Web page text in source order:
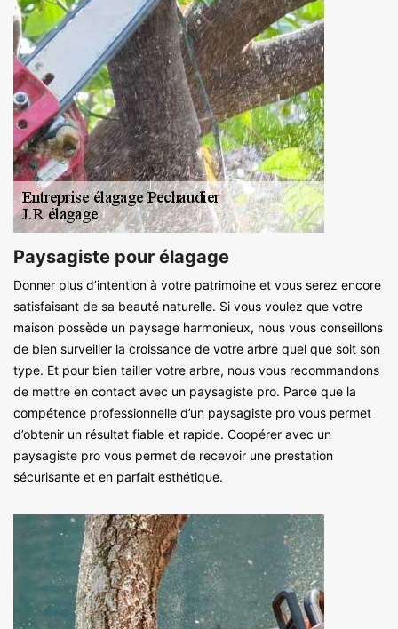
Paysagiste pour élagage
Donner plus d’intention à votre patrimoine et vous serez encore
satisfaisant de sa beauté naturelle. Si vous voulez que votre
maison possède un paysage harmonieux, nous vous conseillons
de bien surveiller la croissance de votre arbre quel que soit son
type. Et pour bien tailler votre arbre, nous vous recommandons
de mettre en contact avec un paysagiste pro. Parce que la
compétence professionnelle d’un paysagiste pro vous permet
d’obtenir un résultat fiable et rapide. Coopérer avec un
paysagiste pro vous permet de recevoir une prestation
sécurisante et en parfait esthétique.